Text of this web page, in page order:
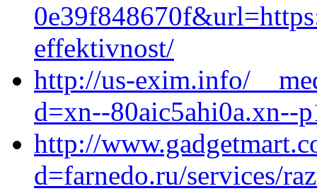
effektivnost/
http://us-exim.info/
d=xn--80aic5ahi0a.xn--
http://
d=farnedo.ru/services/